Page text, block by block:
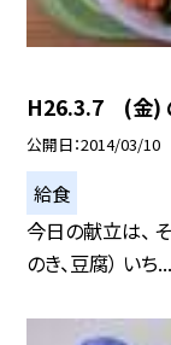
H26.3.7 (金)
公開日 2014/03/10
給食
今日の献立は、
のき、豆腐） いち...